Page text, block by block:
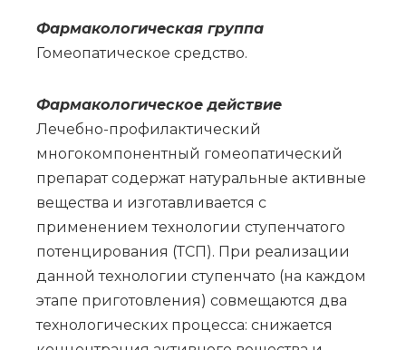
Фар­ма­ко­ло­ги­че­ская груп­па
Го­мео­па­ти­че­ское сред­ство.
Фармакологическое действие
Лечебно-профилактический
многокомпонентный гомеопатический
препарат содержат натуральные активные
вещества и изготавливается с
применением технологии ступенчатого
потенцирования (ТСП). При реализации
данной технологии ступенчато (на каждом
этапе приготовления) совмещаются два
технологических процесса: снижается